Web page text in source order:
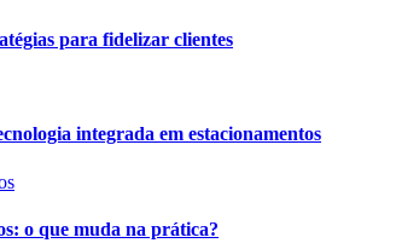
para fidelizar clientes
integrada em estacionamentos
o que muda na prática?